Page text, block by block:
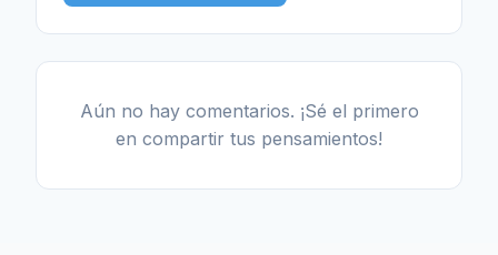
Aún no hay comentarios. ¡Sé el primero
en compartir tus pensamientos!